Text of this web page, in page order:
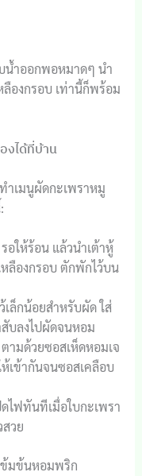
น้ำออกพอหมาดๆ นำ
องกรอบ เท่านี้ก็พร้อม
งได้ที่บ้าน
ำเมนูผัดกะเพราหมู
อให้ร้อน แล้วนำเต้าหู้
ลืองกรอบ ตักพักไว้บน
เล็กน้อยสำหรับผัด ใส่
บลงไปผัดจนหอม
ามด้วยซอสเห็ดหอมเจ
เข้ากันจนซอสเคลือบ
ไฟทันทีเมื่อใบกะเพรา
วย
ข้มข้นหอมพริก